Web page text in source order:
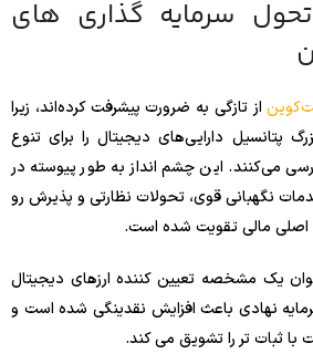
سرمایه گذاری های
از تازگی به ضرورت پیشرفت کرده‌اند، زیرا
پتانسیل دارایی‌های دیجیتال را برای تنوع
می‌کنند. این چشم انداز به طور پیوسته در
نگهبانی قوی، تحولات نظارتی و پذیرش رو
اصلی مالی تقویت شده است.
یک مشخصه تعیین کننده ارزهای دیجیتال
نهادی باعث افزایش نقدینگی شده است و
ثبات تر را تشویق می کند.